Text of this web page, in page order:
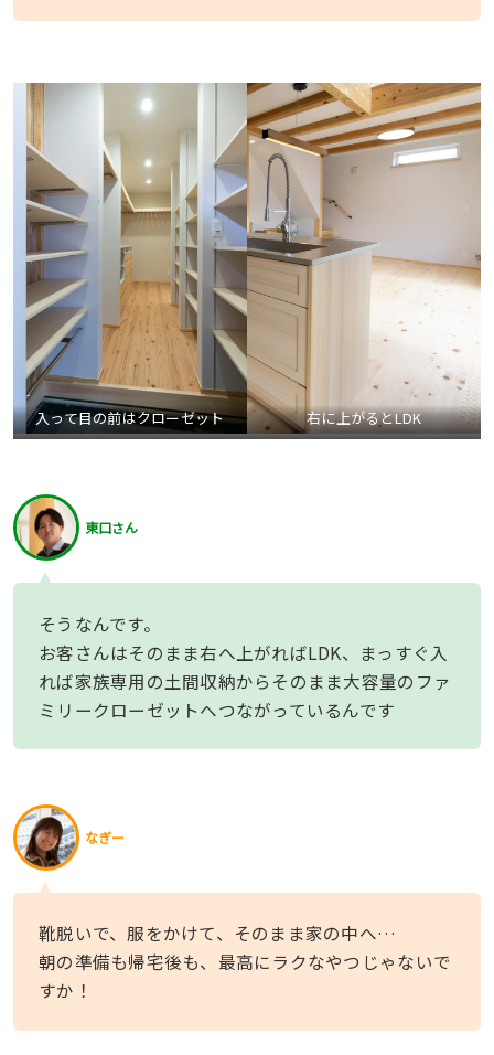
入って目の前はクローゼット 右に上がるとLDK
東口さん
そうなんです。
お客さんはそのまま右へ上がればLDK、まっすぐ入
れば家族専用の土間収納からそのまま大容量のファ
ミリークローゼットへつながっているんです
なぎー
靴脱いで、服をかけて、そのまま家の中へ…
朝の準備も帰宅後も、最高にラクなやつじゃないで
すか！